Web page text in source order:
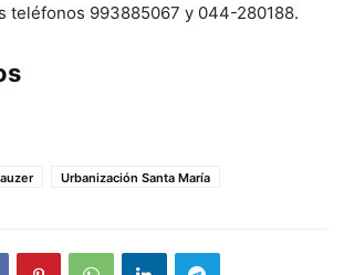
teléfonos 993885067 y 044-280188.
Urbanización Santa María